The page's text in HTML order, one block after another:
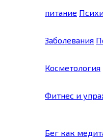
питание
Заболевания
Косметология
Фитнес и
Бег как